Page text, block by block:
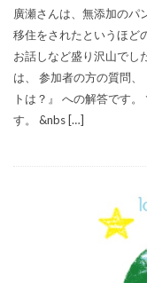
廣瀬さんは、無添加のパ
移住をされたというほど
お話しなど盛り沢山でし
は、 参加者の方の質問
トは？』 への解答です
す。 &nbs […]